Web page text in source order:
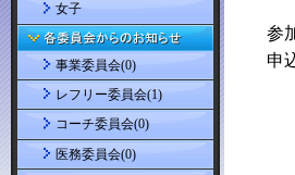
女子
事業委員会(0)
レフリー委員会(1)
コーチ委員会(0)
医務委員会(0)